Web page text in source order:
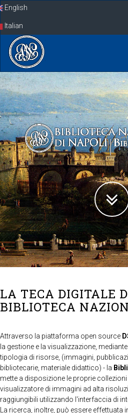
SkipEnglish
Italian
LA TECA DIGITALE
BIBLIOTECA
Attraverso la piattaforma open source
la gestione e la visualizzazione,
tipologia di risorse, (immagini,
bibliotecarie, materiale didattico) - la
mette a disposizione le proprie
visualizzatore di immagini ad alta
raggiungibili utilizzando l'interfaccia di
La ricerca, inoltre, può essere effettuata